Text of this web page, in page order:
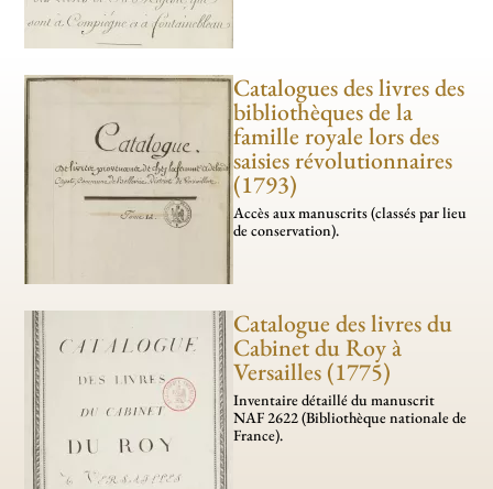
Catalogues des livres des
bibliothèques de la
famille royale lors des
saisies révolutionnaires
(1793)
Accès aux manus­crits (classés par lieu
de conservation).
Catalogue des livres du
Cabinet du Roy à
Versailles (1775)
Inventaire détaillé du manuscrit
NAF 2622 (Bibliothèque nationale de
France).